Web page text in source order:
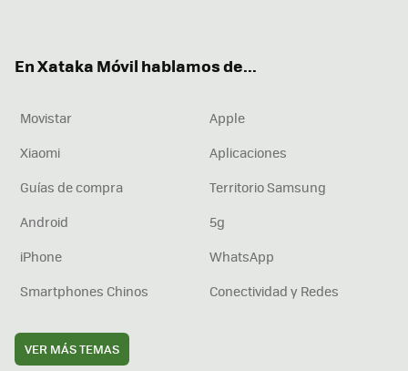
En Xataka Móvil hablamos de...
Movistar
Apple
Xiaomi
Aplicaciones
Guías de compra
Territorio Samsung
Android
5g
iPhone
WhatsApp
Smartphones Chinos
Conectividad y Redes
VER MÁS TEMAS